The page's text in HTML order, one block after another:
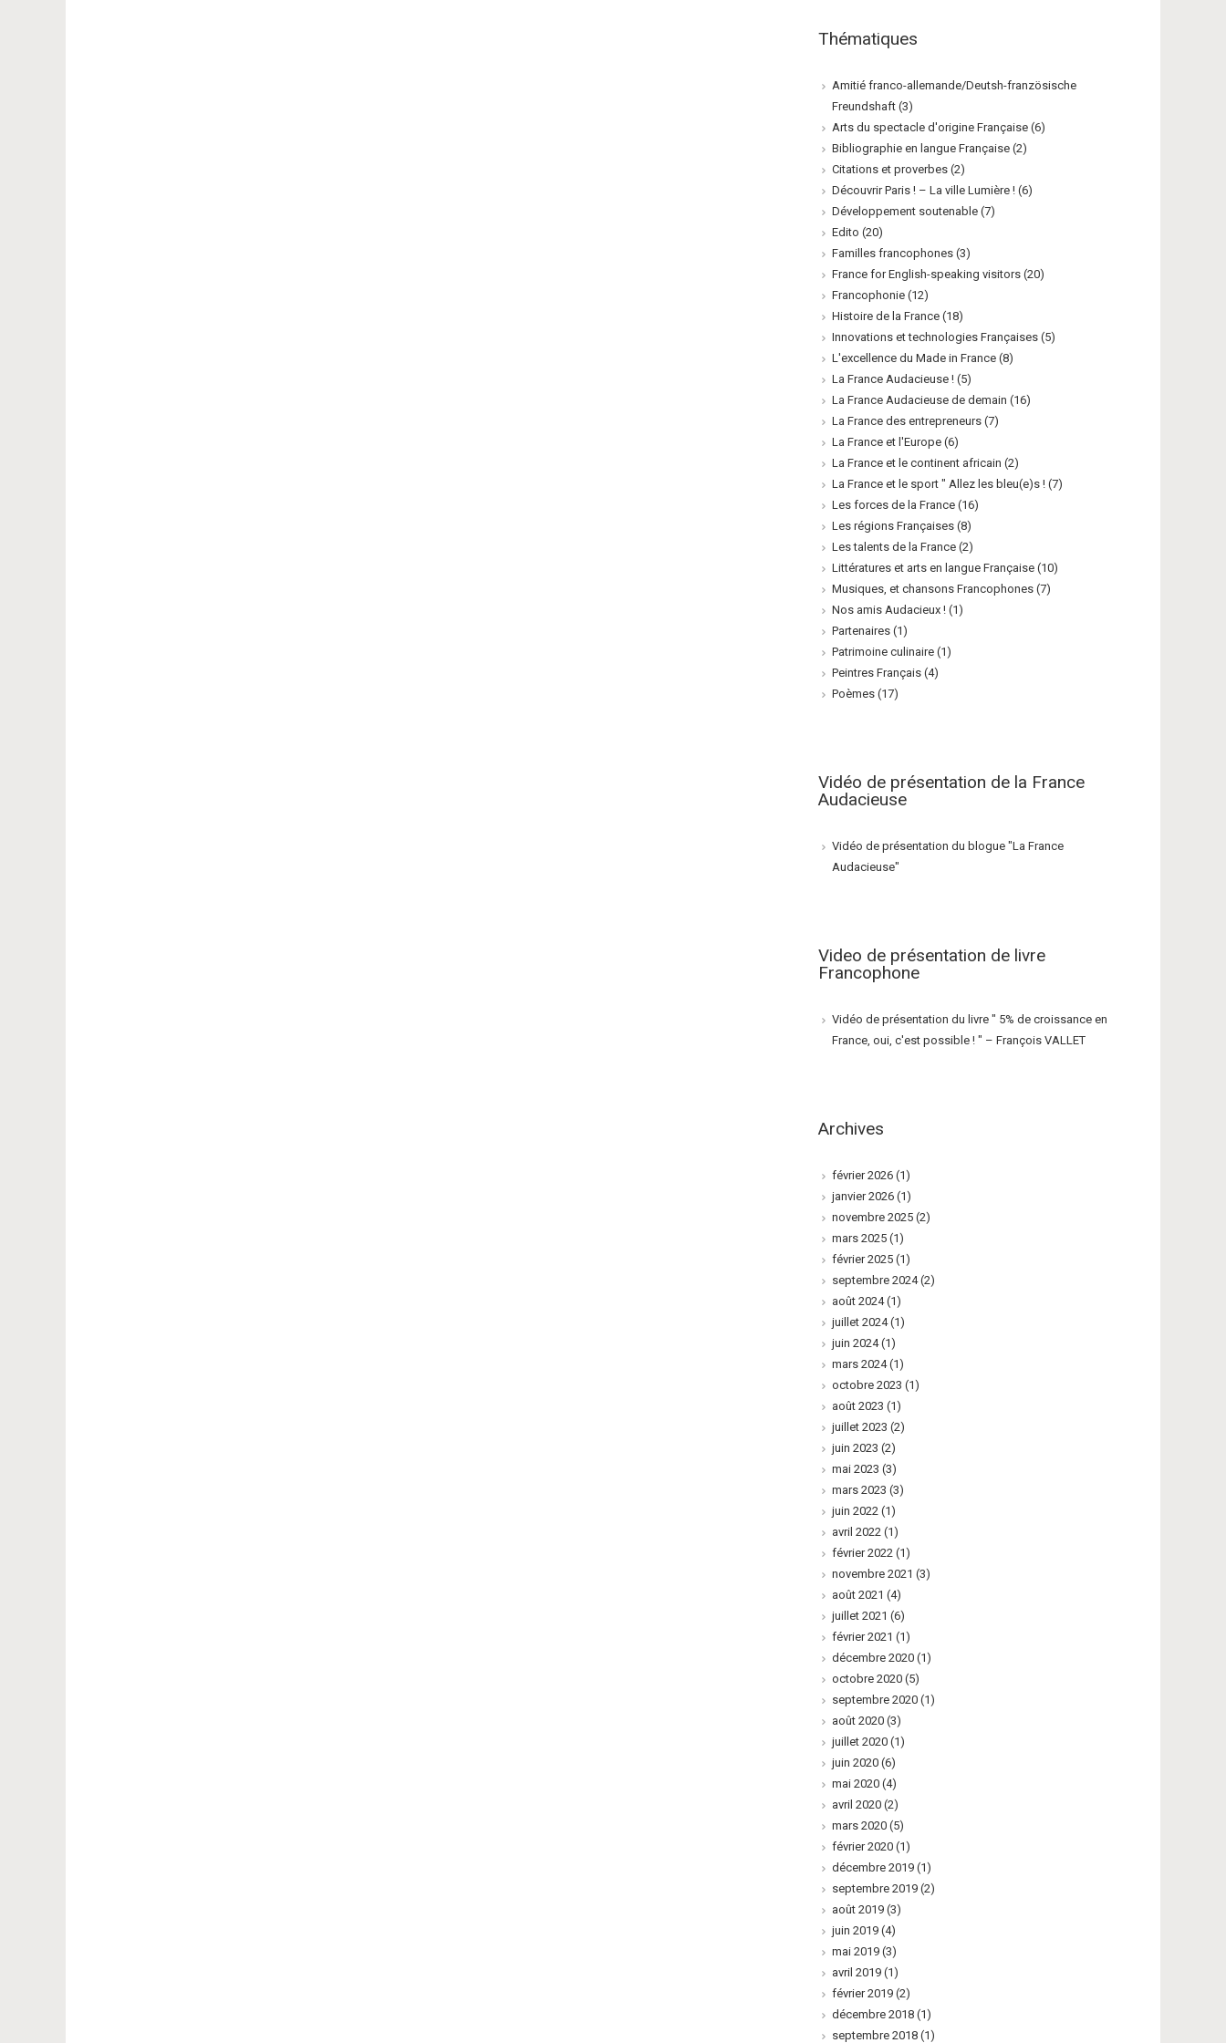
Thématiques
Amitié franco-allemande/Deutsh-französische
Freundshaft (3)
Arts du spectacle d'origine Française (6)
Bibliographie en langue Française (2)
Citations et proverbes (2)
Découvrir Paris ! – La ville Lumière ! (6)
Développement soutenable (7)
Edito (20)
Familles francophones (3)
France for English-speaking visitors (20)
Francophonie (12)
Histoire de la France (18)
Innovations et technologies Françaises (5)
L'excellence du Made in France (8)
La France Audacieuse ! (5)
La France Audacieuse de demain (16)
La France des entrepreneurs (7)
La France et l'Europe (6)
La France et le continent africain (2)
La France et le sport " Allez les bleu(e)s ! (7)
Les forces de la France (16)
Les régions Françaises (8)
Les talents de la France (2)
Littératures et arts en langue Française (10)
Musiques, et chansons Francophones (7)
Nos amis Audacieux ! (1)
Partenaires (1)
Patrimoine culinaire (1)
Peintres Français (4)
Poèmes (17)
Vidéo de présentation de la France
Audacieuse
Vidéo de présentation du blogue "La France
Audacieuse"
Video de présentation de livre
Francophone
Vidéo de présentation du livre " 5% de croissance en
France, oui, c'est possible ! " – François VALLET
Archives
février 2026 (1)
janvier 2026 (1)
novembre 2025 (2)
mars 2025 (1)
février 2025 (1)
septembre 2024(2)
août 2024(1)
juillet 2024(1)
juin 2024(1)
mars 2024(1)
octobre 2023 (1)
août 2023 (1)
juillet 2023 (2)
juin 2023 (2)
mai 2023 (3)
mars 2023 (3)
juin 2022 (1)
avril 2022 (1)
février 2022 (1)
novembre 2021 (3)
août 2021 (4)
juillet 2021 (6)
février 2021 (1)
décembre 2020 (1)
octobre 2020 (5)
septembre 2020 (1)
août 2020 (3)
juillet 2020 (1)
juin 2020 (6)
mai 2020 (4)
avril 2020 (2)
mars 2020 (5)
février 2020 (1)
décembre 2019 (1)
septembre 2019 (2)
août 2019 (3)
juin 2019 (4)
mai 2019 (3)
avril 2019 (1)
février 2019 (2)
décembre 2018 (1)
septembre 2018 (1)